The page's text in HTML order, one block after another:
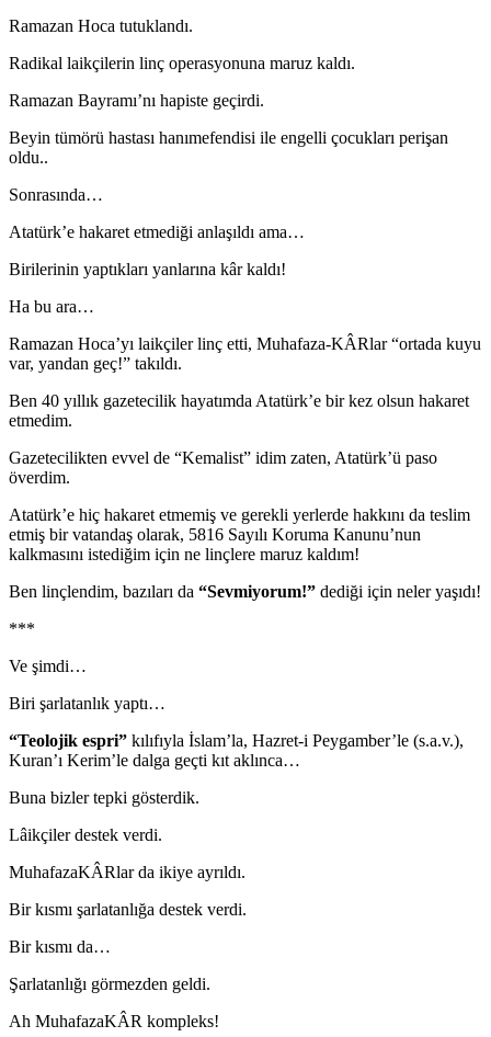
Ramazan Hoca tutuklandı.
Radikal laikçilerin linç operasyonuna maruz kaldı.
Ramazan Bayramı’nı hapiste geçirdi.
Beyin tümörü hastası hanımefendisi ile engelli çocukları perişan
oldu..
Sonrasında…
Atatürk’e hakaret etmediği anlaşıldı ama…
Birilerinin yaptıkları yanlarına kâr kaldı!
Ha bu ara…
Ramazan Hoca’yı laikçiler linç etti, Muhafaza-KÂRlar “ortada kuyu
var, yandan geç!” takıldı.
Ben 40 yıllık gazetecilik hayatımda Atatürk’e bir kez olsun hakaret
etmedim.
Gazetecilikten evvel de “Kemalist” idim zaten, Atatürk’ü paso
överdim.
Atatürk’e hiç hakaret etmemiş ve gerekli yerlerde hakkını da teslim
etmiş bir vatandaş olarak, 5816 Sayılı Koruma Kanunu’nun
kalkmasını istediğim için ne linçlere maruz kaldım!
Ben linçlendim, bazıları da “Sevmiyorum!” dediği için neler yaşıdı!
***
Ve şimdi…
Biri şarlatanlık yaptı…
“Teolojik espri” kılıfıyla İslam’la, Hazret-i Peygamber’le (s.a.v.),
Kuran’ı Kerim’le dalga geçti kıt aklınca…
Buna bizler tepki gösterdik.
Lâikçiler destek verdi.
MuhafazaKÂRlar da ikiye ayrıldı.
Bir kısmı şarlatanlığa destek verdi.
Bir kısmı da…
Şarlatanlığı görmezden geldi.
Ah MuhafazaKÂR kompleks!